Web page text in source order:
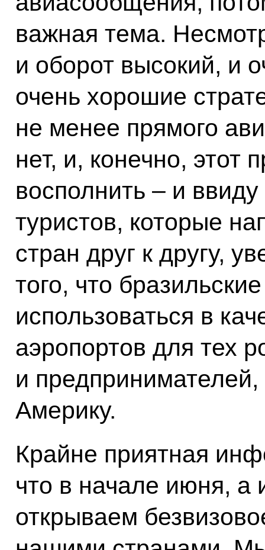
важная тема.
и оборот высокий, и
очень хорошие
не менее прямого
нет, и, конечно, этот
восполнить – и
туристов, которые
стран друг к другу,
того, что
использоваться в
аэропортов для тех
и
Америку.
Крайне приятная
что в начале июня,
открываем